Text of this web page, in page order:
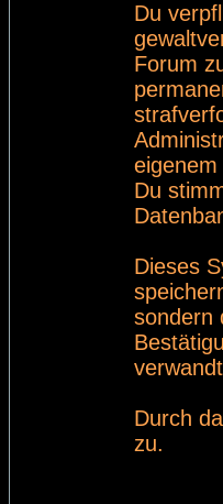
Du
Forum
Du
Dieses
sondern
Durch
zu.